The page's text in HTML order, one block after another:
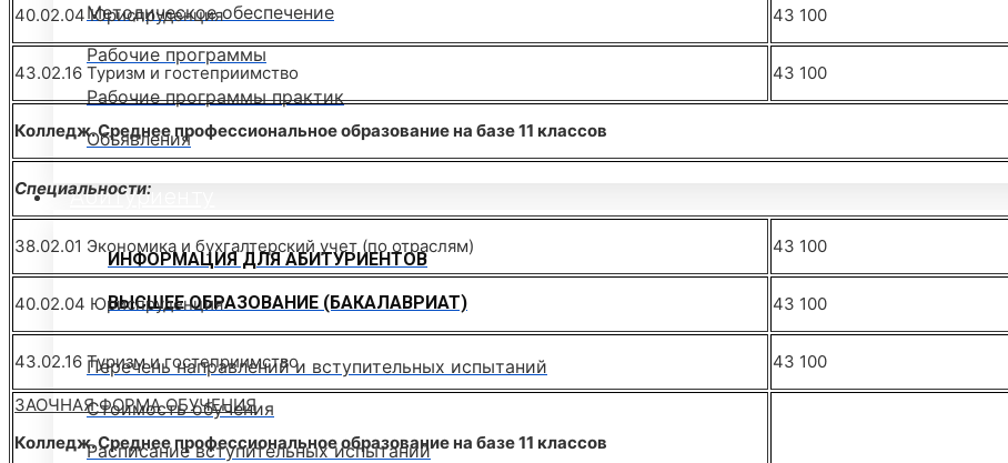
Методическое обеспечение
Рабочие программы
Рабочие программы практик
Объявления
Абитуриенту
ИНФОРМАЦИЯ ДЛЯ АБИТУРИЕНТОВ
ВЫСШЕЕ ОБРАЗОВАНИЕ (БАКАЛАВРИАТ)
Перечень направлений и вступительных испытаний
Стоимость обучения
Расписание вступительных испытаний
40.02.04 Юриспруденция 43 100
43.02.16 Туризм и гостеприимство 43 100
Колледж. Среднее профессиональное образование на базе 11 классов
Специальности:
38.02.01 Экономика и бухгалтерский учет (по отраслям) 43 100
40.02.04 Юриспруденция 43 100
43.02.16 Туризм и гостеприимство 43 100
ЗАОЧНАЯ ФОРМА ОБУЧЕНИЯ
Колледж. Среднее профессиональное образование на базе 11 классов